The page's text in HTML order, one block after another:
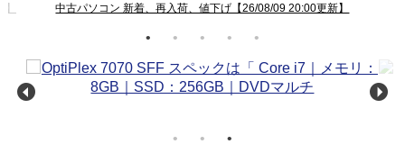
中古パソコン 新着、再入荷、値下げ【26/08/09 20:00更新】